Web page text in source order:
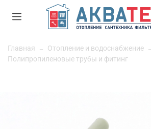
Главная Отопление и водоснабжение
Полипропиленовые трубы и фитинг